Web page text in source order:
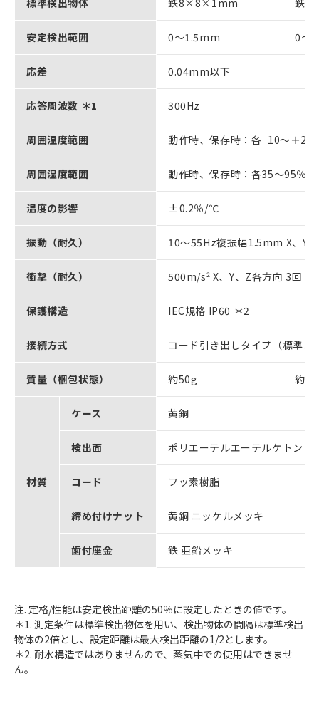
安定検出範囲 0～1.5mm 0～
応差 0.04mm以下
応答周波数 ＊1 300Hz
周囲温度範囲 動作時、保存時：各−10～＋
周囲湿度範囲 動作時、保存時：各35～95％
温度の影響 ±0.2％/℃
振動（耐久） 10～55Hz複振幅1.5mm X、Y
衝撃（耐久） 500m/s2 X、Y、Z各方向 3回
保護構造 IEC規格 IP60 ＊2
接続方式 コード引き出しタイプ（標準
質量（梱包状態） 約50g 約
材質
ケース 黄銅
検出面 ポリエーテルエーテルケトン
コード フッ素樹脂
締め付けナット 黄銅 ニッケルメッキ
歯付座金 鉄 亜鉛メッキ
注. 定格/性能は安定検出距離の50％に設定したときの値です。
＊1. 測定条件は標準検出物体を用い、検出物体の間隔は標準検出
物体の2倍とし、設定距離は最大検出距離の1/2とします。
＊2. 耐水構造ではありませんので、蒸気中での使用はできませ
ん。